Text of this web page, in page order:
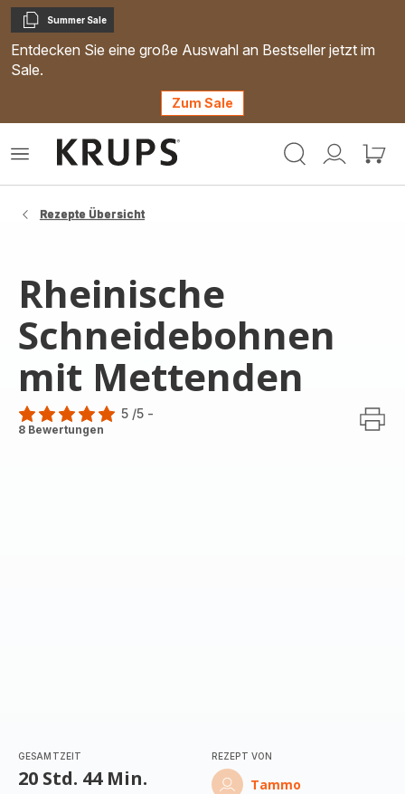
Kopieren
Summer Sale
Entdecken Sie eine große Auswahl an Bestseller jetzt im
Sale.
Zum Sale
Mein
Mein
Das
Rezepte Übersicht
Rheinische
Schneidebohnen
mit Mettenden
Bewertung
5 /5 -
8 Bewertungen
GESAMTZEIT
20 Std. 44 Min.
REZEPT VON
Tammo